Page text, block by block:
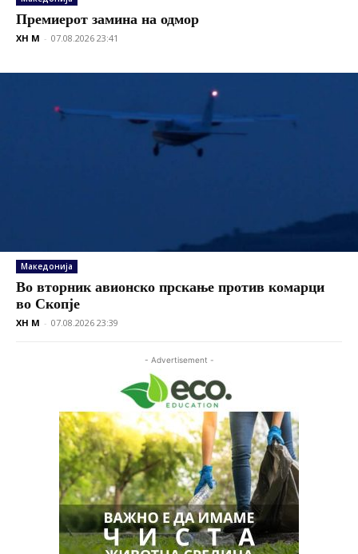
Премиерот замина на одмор
XH M - 07.08.2026 23:41
Македонија
Во вторник авионско прскање против комарци
во Скопје
XH M - 07.08.2026 23:39
- Advertisement -